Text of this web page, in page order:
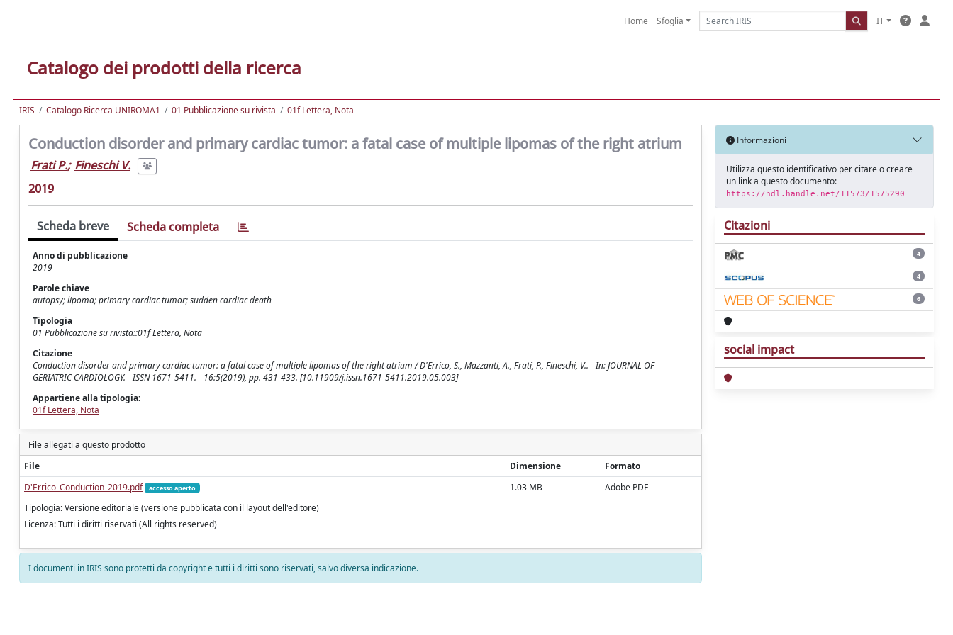
Home Sfoglia IT
Catalogo dei prodotti della ricerca
IRIS Catalogo Ricerca UNIROMA1 01 Pubblicazione su rivista 01f Lettera, Nota
Conduction disorder and primary cardiac tumor: a fatal case of multiple lipomas of the right atrium
Frati P.; Fineschi V.
2019
Scheda breve Scheda completa
Anno di pubblicazione
2019
Parole chiave
autopsy; lipoma; primary cardiac tumor; sudden cardiac death
Tipologia
01 Pubblicazione su rivista::01f Lettera, Nota
Citazione
Conduction disorder and primary cardiac tumor: a fatal case of multiple lipomas of the right atrium / D'Errico, S., Mazzanti, A., Frati, P., Fineschi, V.. - In: JOURNAL OF
GERIATRIC CARDIOLOGY. - ISSN 1671-5411. - 16:5(2019), pp. 431-433. [10.11909/j.issn.1671-5411.2019.05.003]
Appartiene alla tipologia:
01f Lettera, Nota
File allegati a questo prodotto
File
Dimensione
Formato
D'Errico_Conduction_2019.pdf
accesso aperto
Tipologia: Versione editoriale (versione pubblicata con il layout dell'editore)
Licenza: Tutti i diritti riservati (All rights reserved)
1.03 MB Adobe PDF
I documenti in IRIS sono protetti da copyright e tutti i diritti sono riservati, salvo diversa indicazione.
Informazioni
Utilizza questo identificativo per citare o creare
un link a questo documento:
https://hdl.handle.net/11573/1575290
Citazioni
4
4
6
social impact